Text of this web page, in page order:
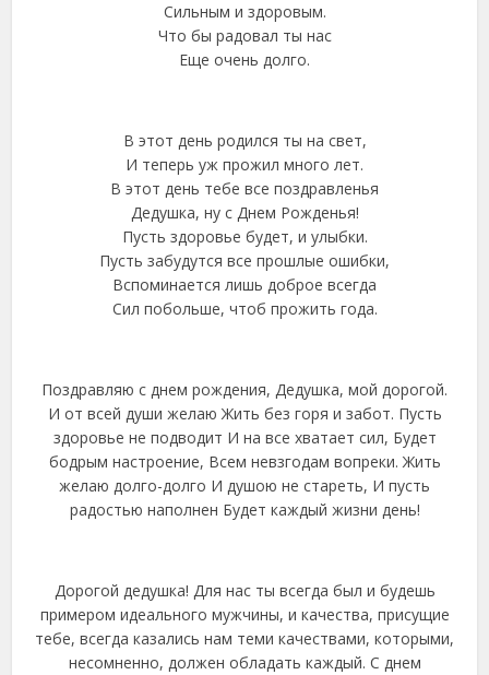
Сильным и здоровым.
Что бы радовал ты нас
Еще очень долго.
В этот день родился ты на свет,
И теперь уж прожил много лет.
В этот день тебе все поздравленья
Дедушка, ну с Днем Рожденья!
Пусть здоровье будет, и улыбки.
Пусть забудутся все прошлые ошибки,
Вспоминается лишь доброе всегда
Сил побольше, чтоб прожить года.
Поздравляю с днем рождения, Дедушка, мой дорогой.
И от всей души желаю Жить без горя и забот. Пусть
здоровье не подводит И на все хватает сил, Будет
бодрым настроение, Всем невзгодам вопреки. Жить
желаю долго-долго И душою не стареть, И пусть
радостью наполнен Будет каждый жизни день!
Дорогой дедушка! Для нас ты всегда был и будешь
примером идеального мужчины, и качества, присущие
тебе, всегда казались нам теми качествами, которыми,
несомненно, должен обладать каждый. С днем